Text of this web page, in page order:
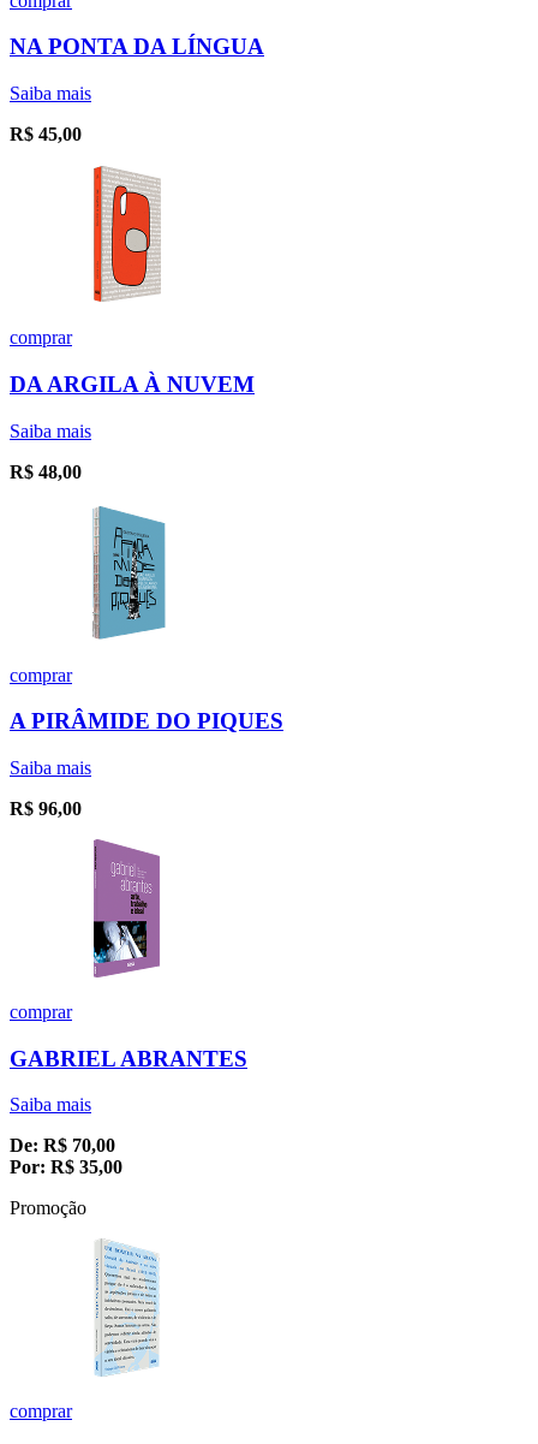
NA PONTA DA LÍNGUA
Saiba mais
R$ 45,00
comprar
DA ARGILA À NUVEM
Saiba mais
R$ 48,00
comprar
A PIRÂMIDE DO PIQUES
Saiba mais
R$ 96,00
comprar
GABRIEL ABRANTES
Saiba mais
De: R$ 70,00
Por: R$ 35,00
Promoção
comprar